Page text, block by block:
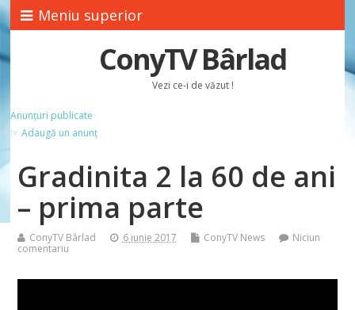
Meniu superior
ConyTV Bârlad
Vezi ce-i de văzut !
Anunțuri publicate
☞ Adaugă un anunț
Gradinita 2 la 60 de ani
– prima parte
ConyTV Bârlad 6 iunie 2017 ConyTV News
Niciun
comentariu